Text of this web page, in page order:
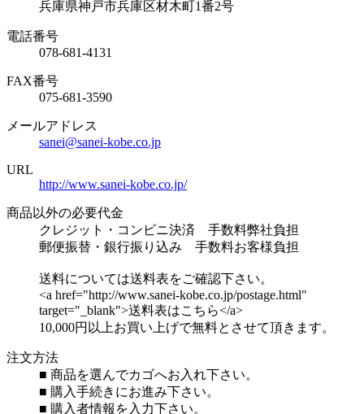
兵庫県神戸市兵庫区材木町1番2号
電話番号
078-681-4131
FAX番号
075-681-3590
メールアドレス
sanei@sanei-kobe.co.jp
URL
http://www.sanei-kobe.co.jp/
商品以外の必要代金
クレジット・コンビニ決済 手数料弊社負担
郵便振替・銀行振り込み 手数料お客様負担
送料については送料表をご確認下さい。
<a href="http://www.sanei-kobe.co.jp/postage.html"
target="_blank">送料表はこちら</a>
10,000円以上お買い上げで無料とさせて頂きます。
注文方法
■ 商品を選んでカゴへお入れ下さい。
■ 購入手続きにお進み下さい。
■ 購入者情報を入力下さい。